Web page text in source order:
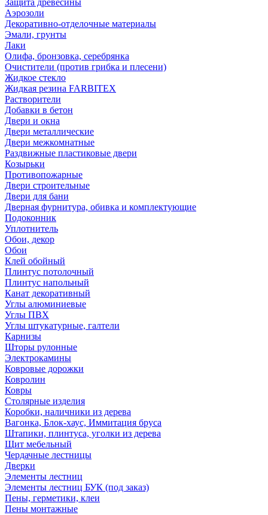
Защита древесины
Аэрозоли
Декоративно-отделочные материалы
Эмали, грунты
Лаки
Олифа, бронзовка, серебрянка
Очистители (против грибка и плесени)
Жидкое стекло
Жидкая резина FARBITEX
Растворители
Добавки в бетон
Двери и окна
Двери металлические
Двери межкомнатные
Раздвижные пластиковые двери
Козырьки
Противопожарные
Двери строительные
Двери для бани
Дверная фурнитура, обивка и комплектующие
Подоконник
Уплотнитель
Обои, декор
Обои
Клей обойный
Плинтус потолочный
Плинтус напольный
Канат декоративный
Углы алюминиевые
Углы ПВХ
Углы штукатурные, галтели
Карнизы
Шторы рулонные
Электрокамины
Ковровые дорожки
Ковролин
Ковры
Столярные изделия
Коробки, наличники из дерева
Вагонка, Блок-хаус, Иммитация бруса
Штапики, плинтуса, уголки из дерева
Щит мебельный
Чердачные лестницы
Дверки
Элементы лестниц
Элементы лестниц БУК (под заказ)
Пены, герметики, клеи
Пены монтажные